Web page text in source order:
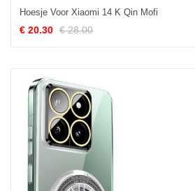
Hoesje Voor Xiaomi 14 K Qin Mofi
€ 20.30 € 28.00